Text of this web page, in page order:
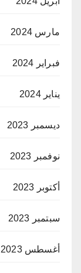
مارس 2024
فبراير 2024
يناير 2024
ديسمبر 2023
نوفمبر 2023
أكتوبر 2023
سبتمبر 2023
أغسطس 2023